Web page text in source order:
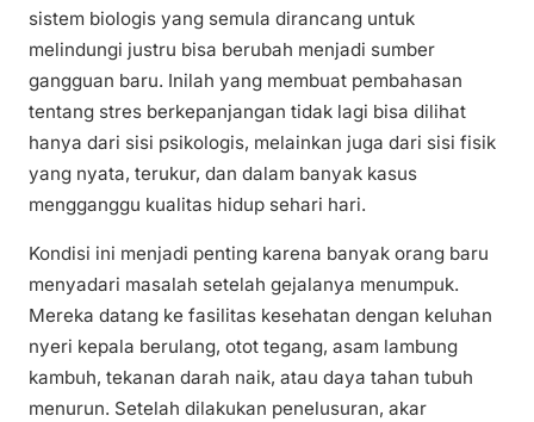
sistem biologis yang semula dirancang untuk
melindungi justru bisa berubah menjadi sumber
gangguan baru. Inilah yang membuat pembahasan
tentang stres berkepanjangan tidak lagi bisa dilihat
hanya dari sisi psikologis, melainkan juga dari sisi fisik
yang nyata, terukur, dan dalam banyak kasus
mengganggu kualitas hidup sehari hari.
Kondisi ini menjadi penting karena banyak orang baru
menyadari masalah setelah gejalanya menumpuk.
Mereka datang ke fasilitas kesehatan dengan keluhan
nyeri kepala berulang, otot tegang, asam lambung
kambuh, tekanan darah naik, atau daya tahan tubuh
menurun. Setelah dilakukan penelusuran, akar